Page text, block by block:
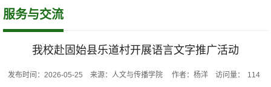
服务与交流
我校赴固始县乐道村开展语言文字推广活动
发布时间：2026-05-25 来源：人文与传播学院 作者：杨洋 访问量： 114